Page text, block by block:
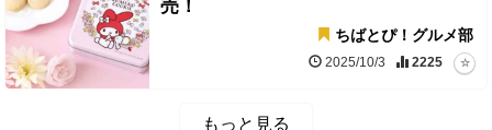
売！
ちばとぴ！グルメ部
2025/10/3 2225
もっと見る